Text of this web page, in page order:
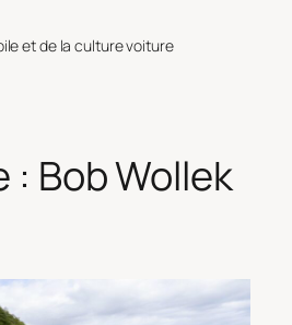
et de la culture voiture
: Bob Wollek